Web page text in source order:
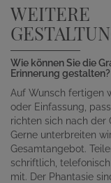
WEITERE
Wie können Sie die
Erinnerung gestalten?
Auf Wunsch fertigen
oder Einfassung,
richten sich nach der
Gerne unterbreiten
Gesamtangebot.
schriftlich,
mit. Der Phantasie